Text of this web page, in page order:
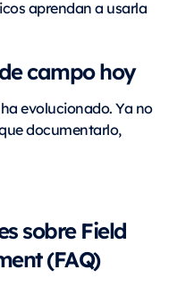
aprendan a usarla
campo hoy
evolucionado. Ya no
documentarlo,
sobre Field
(FAQ)